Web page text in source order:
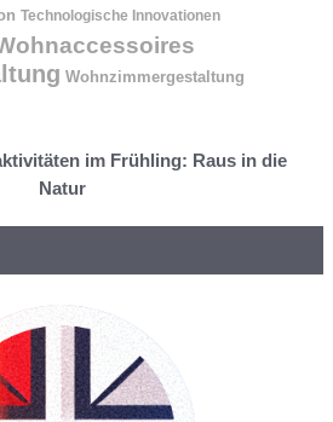
Technologische Innovationen
Wohnzimmergestaltung
im Frühling: Raus in die
Natur